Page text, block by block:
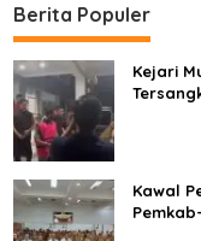
Berita Populer
Kejari
Kawal